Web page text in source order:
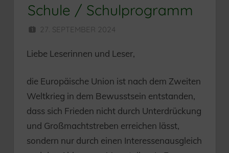
Schule / Schulprogramm
27. SEPTEMBER 2024
Liebe Leserinnen und Leser,
die Europäische Union ist nach dem Zweiten
Weltkrieg in dem Bewusstsein entstanden,
dass sich Frieden nicht durch Unterdrückung
und Großmachtstreben erreichen lässt,
sondern nur durch einen Interessenausgleich